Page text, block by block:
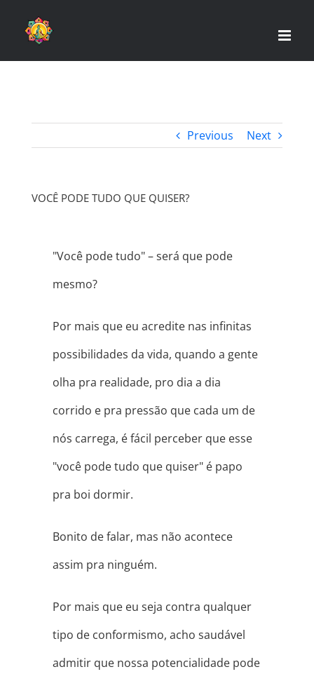
Previous Next
VOCÊ PODE TUDO QUE QUISER?
"Você pode tudo" – será que pode
mesmo?
Por mais que eu acredite nas infinitas
possibilidades da vida, quando a gente
olha pra realidade, pro dia a dia
corrido e pra pressão que cada um de
nós carrega, é fácil perceber que esse
"você pode tudo que quiser" é papo
pra boi dormir.
Bonito de falar, mas não acontece
assim pra ninguém.
Por mais que eu seja contra qualquer
tipo de conformismo, acho saudável
admitir que nossa potencialidade pode